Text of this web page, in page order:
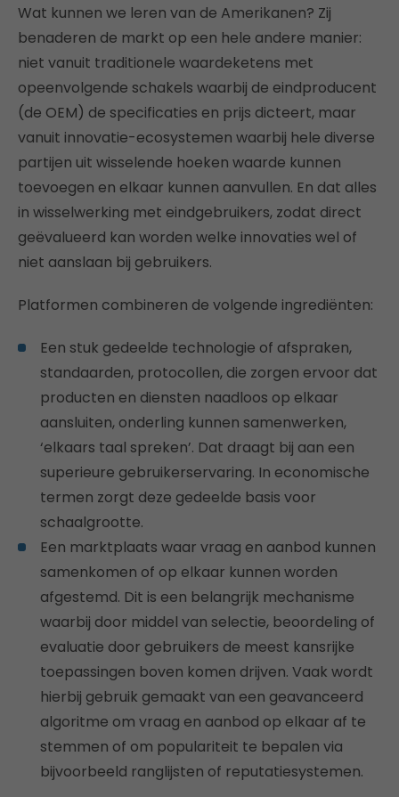
Wat kunnen we leren van de Amerikanen? Zij
benaderen de markt op een hele andere manier:
niet vanuit traditionele waardeketens met
opeenvolgende schakels waarbij de eindproducent
(de OEM) de specificaties en prijs dicteert, maar
vanuit innovatie-ecosystemen waarbij hele diverse
partijen uit wisselende hoeken waarde kunnen
toevoegen en elkaar kunnen aanvullen. En dat alles
in wisselwerking met eindgebruikers, zodat direct
geëvalueerd kan worden welke innovaties wel of
niet aanslaan bij gebruikers.
Platformen combineren de volgende ingrediënten:
Een stuk gedeelde technologie of afspraken,
standaarden, protocollen, die zorgen ervoor dat
producten en diensten naadloos op elkaar
aansluiten, onderling kunnen samenwerken,
‘elkaars taal spreken’. Dat draagt bij aan een
superieure gebruikerservaring. In economische
termen zorgt deze gedeelde basis voor
schaalgrootte.
Een marktplaats waar vraag en aanbod kunnen
samenkomen of op elkaar kunnen worden
afgestemd. Dit is een belangrijk mechanisme
waarbij door middel van selectie, beoordeling of
evaluatie door gebruikers de meest kansrijke
toepassingen boven komen drijven. Vaak wordt
hierbij gebruik gemaakt van een geavanceerd
algoritme om vraag en aanbod op elkaar af te
stemmen of om populariteit te bepalen via
bijvoorbeeld ranglijsten of reputatiesystemen.